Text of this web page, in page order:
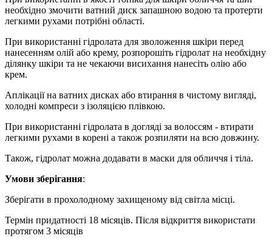
необхідно змочити ватний диск запашною водою та протерти
легкими рухами потрібні області.
При використанні гідролата для зволоження шкіри перед
нанесенням олій або крему, розпорошіть гідролат на необхідну
ділянку шкіри та не чекаючи висихання нанесіть олію або
крем.
Аплікації на ватних дисках або втирання в чистому вигляді,
холодні компреси з ізоляцією плівкою.
При використанні гідролата в догляді за волоссям - втирати
легкими рухами в корені а також розпиляти на всю довжину.
Також, гідролат можна додавати в маски для обличчя і тіла.
Умови зберігання:
Зберігати в прохолодному захищеному від світла місці.
Термін придатності 18 місяців. Після відкриття використати
протягом 3 місяців